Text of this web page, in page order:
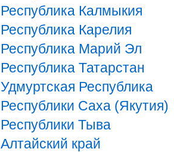
Республика Калмыкия
Республика Карелия
Республика Марий Эл
Республика Татарстан
Удмуртская Республика
Республики Саха (Якутия)
Республики Тыва
Алтайский край